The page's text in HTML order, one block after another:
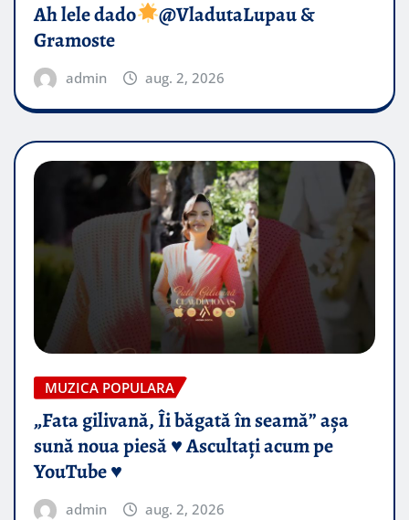
Ah lele dado​
@VladutaLupau &
Gramoste
admin aug. 2, 2026
MUZICA POPULARA
„Fata gilivană, Îi băgată în seamă” așa
sună noua piesă ♥️ Ascultați acum pe
YouTube ♥️
admin aug. 2, 2026